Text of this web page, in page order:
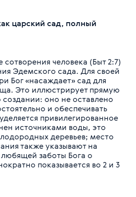
царский сад, полный
сотворения человека (Быт 2:7)
Эдемского сада. Для своей
Бог «насаждает» сад для
Это иллюстрирует прямую
создании: оно не оставлено
и обеспечивать
привилегированное
источниками воды, это
деревьев; место
также указывают на
заботы Бога о
показывается во 2 и 3